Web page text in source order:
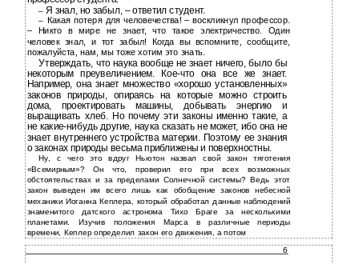
– Я знал, но забыл, – ответил студент.
–
Какая потеря для человечества! – воскликнул профессор.
– Никто в мире не знает, что такое электричество. Один
человек знал, и тот забыл! Когда вы вспомните, сообщите,
пожалуйста, нам, мы тоже хотим это знать.
Утверждать, что наука вообще не знает ничего, было бы
некоторым преувеличением. Кое-что она все же знает.
Например, она знает множество «хорошо установленных»
законов природы, опираясь на которые можно строить
дома, проектировать машины, добывать энергию и
выращивать хлеб. Но почему эти законы именно такие, а
не какие-нибудь другие, наука сказать не может, ибо она не
знает внутреннего устройства материи. Поэтому ее знания
о законах природы весьма приближены и поверхностны.
Ну, с чего это вдруг Ньютон назвал свой закон тяготения
«Всемирным»? Он что, проверил его при всех возможных
обстоятельствах и за пределами Солнечной системы? Ведь этот
закон выведен им всего лишь как обобщение законов небесной
механики Иоганна Кеплера, который обработал данные наблюдений
знаменитого датского астронома Тихо Браге за несколькими
планетами. Изучив положения Марса в различные периоды
времени, Кеплер определил закон его движения, а потом
6